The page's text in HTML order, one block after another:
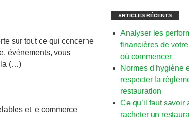
sur tout ce qui concerne
événements, vous
la (…)
et le commerce
ARTICLES RÉCENTS
Analyser les
financières de
où commencer
Normes d’hygiène
respecter la
restauration
Ce qu’il faut savoir
racheter un